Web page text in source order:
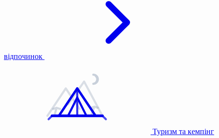
відпочинок
Туризм та кемпінг